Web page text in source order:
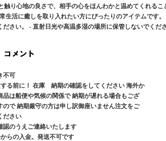
り心地の良さで、相手の心をほんわかと温めてくれるこ
活に癒しを取り入れたい方にぴったりのアイテムです。
さい。 - 直射日光や高温多湿の場所に保管しないでくだ
不可
る前に！ 在庫 納期の確認をしてください 海外か
品は船便や気候の関係で 納期が遅れる場合もござ
ので 納期厳守の方は申し訳御座いません注文をご
ださい
認のうえご連絡いたします
らの入金。発送不可です